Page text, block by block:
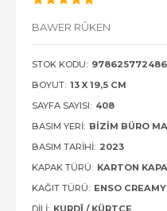
BAWER RÛKEN
STOK KODU:
BOYUT: 13 X 19,5 CM
SAYFA SAYISI: 408
BASIM YERI: BIZIM BÜRO
BASIM TARIHI: 2023
KAPAK TÜRÜ: KARTON
KAĞIT TÜRÜ: ENSO
DILI: KURDÎ / KÜRTÇE